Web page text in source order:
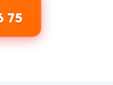
75